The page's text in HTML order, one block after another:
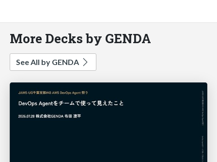
More Decks by GENDA
See All by GENDA